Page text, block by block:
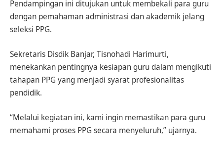
Pendampingan ini ditujukan untuk membekali para guru
dengan pemahaman administrasi dan akademik jelang
seleksi PPG.
Sekretaris Disdik Banjar, Tisnohadi Harimurti,
menekankan pentingnya kesiapan guru dalam mengikuti
tahapan PPG yang menjadi syarat profesionalitas
pendidik.
“Melalui kegiatan ini, kami ingin memastikan para guru
memahami proses PPG secara menyeluruh,” ujarnya.